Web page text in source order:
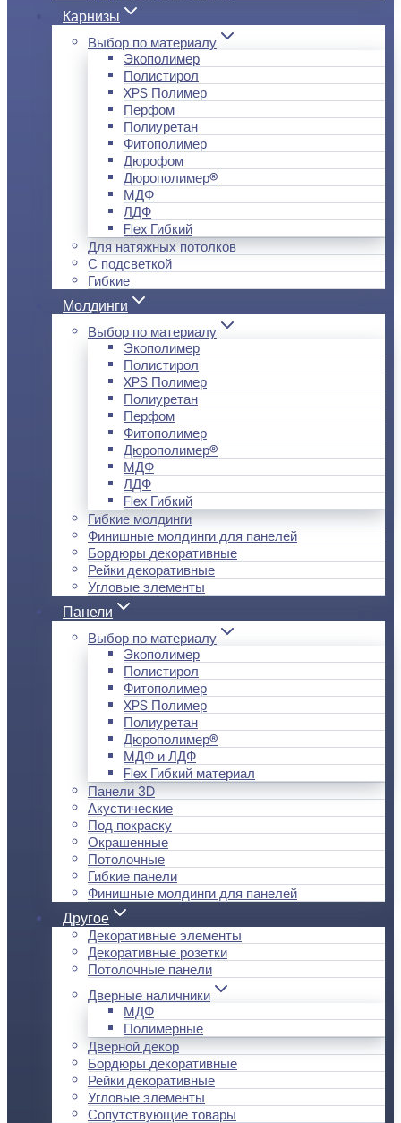
Карнизы
Выбор по материалу
Экополимер
Полистирол
XPS Полимер
Перфом
Полиуретан
Фитополимер
Дюрофом
Дюрополимер®
МДФ
ЛДФ
Flex Гибкий
Для натяжных потолков
С подсветкой
Гибкие
Молдинги
Выбор по материалу
Экополимер
Полистирол
XPS Полимер
Полиуретан
Перфом
Фитополимер
Дюрополимер®
МДФ
ЛДФ
Flex Гибкий
Гибкие молдинги
Финишные молдинги для панелей
Бордюры декоративные
Рейки декоративные
Угловые элементы
Панели
Выбор по материалу
Экополимер
Полистирол
Фитополимер
XPS Полимер
Полиуретан
Дюрополимер®
МДФ и ЛДФ
Flex Гибкий материал
Панели 3D
Акустические
Под покраску
Окрашенные
Потолочные
Гибкие панели
Финишные молдинги для панелей
Другое
Декоративные элементы
Декоративные розетки
Потолочные панели
Дверные наличники
МДФ
Полимерные
Дверной декор
Бордюры декоративные
Рейки декоративные
Угловые элементы
Сопутствующие товары